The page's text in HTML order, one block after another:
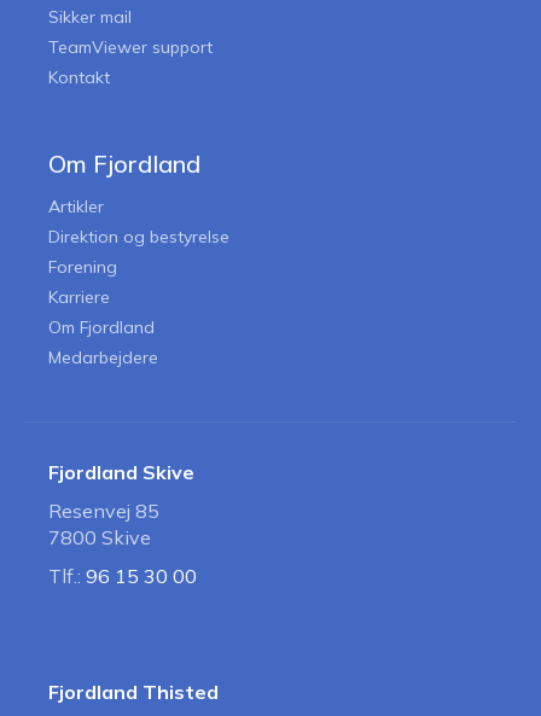
Sikker mail
TeamViewer support
Kontakt
Om Fjordland
Artikler
Direktion og bestyrelse
Forening
Karriere
Om Fjordland
Medarbejdere
Fjordland Skive
Resenvej 85
7800 Skive
Tlf.: 96 15 30 00
Fjordland Thisted